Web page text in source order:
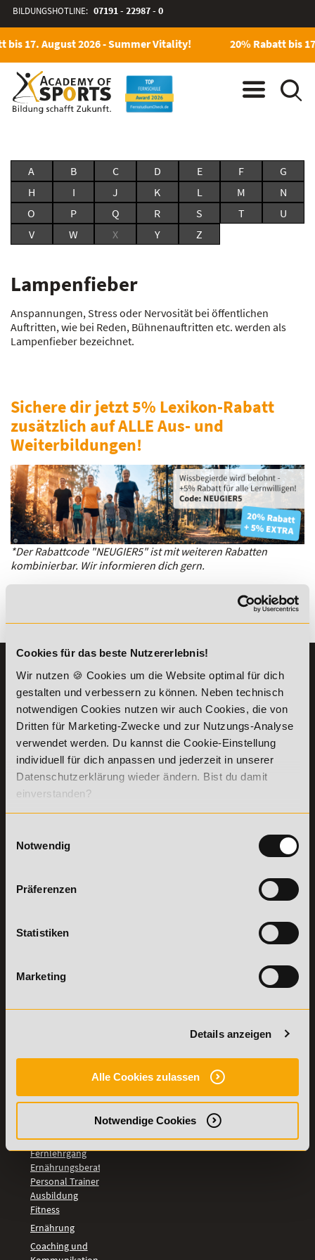
Cookies für das beste Nutzererlebnis!
Wir nutzen 🍪 Cookies um die Website optimal für dich
gestalten und verbessern zu können. Neben technisch
notwendigen Cookies nutzen wir auch Cookies, die von
Dritten für Marketing-Zwecke und zur Nutzungs-Analyse
verwendet werden. Du kannst die Cookie-Einstellung
individuell für dich anpassen und jederzeit in unserer
Datenschutzerklärung wieder ändern. Bist du damit
einverstanden?
Notwendig
Präferenzen
Statistiken
Marketing
Details anzeigen
Alle Cookies zulassen
Notwendige Cookies
BILDUNGSHOTLINE: 07191 - 22987 - 0
bis 17. August 2026 - Summer Vitality! 20% Rabatt bis
A B C D E F
G
H
I J K L M
N
O
P Q R S T
U
V
W X Y Z
Lampenfieber
Anspannungen, Stress oder Nervosität bei öffentlichen
Auftritten, wie bei Reden, Bühnenauftritten etc. werden als
Lampenfieber bezeichnet.
Sichere dir jetzt 5% Lexikon-Rabatt
zusätzlich auf ALLE Aus- und
Weiterbildungen!
*Der Rabattcode "NEUGIER5" ist mit weiteren Rabatten
kombinierbar. Wir informieren dich gern.
KONTAKT
07191-22987-0
WhatsApp:
+49 (0) 7191 9513201
Academy of Sports GmbH
Willy-Brandt-Platz 2
71522Backnang
Aus dem Ausland:+49 (0) 7191 - 229 87 – 0
Erreichbarkeit:
Samstag: 9:00 - 15:00 Uhr
Vertrag
widerrufen
INFORMATIONEN
Die Academy
Lehr- und
Lernmethoden
PreisFAIRsprechen
Online Campus
Fördermöglichkeiten
Partnerprogramm
der Academy of
Stellenangebote
Weiterbildungen
LEHRGÄNGE
und B-Lizenz
Fernlehrgang
Ernährungsberater
Personal Trainer
Personal Coach
werden
Mentaltrainer
Motivationstrainer
BILDUNGSBEREICHE
Fernlehrgang
Ernährungsberater
Personal Trainer
Ausbildung
Fitness
Ernährung
Coaching und